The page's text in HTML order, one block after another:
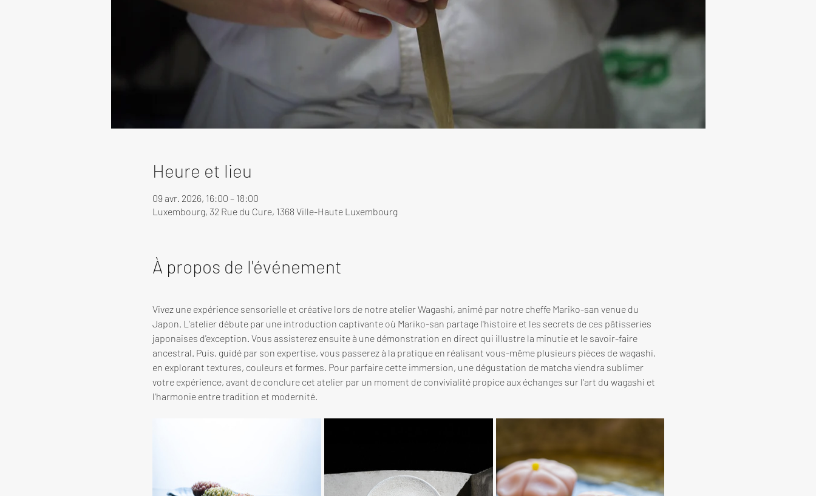
Heure et lieu
09 avr. 2026, 16:00 – 18:00
Luxembourg, 32 Rue du Cure, 1368 Ville-Haute Luxembourg
À propos de l'événement
Vivez une expérience sensorielle et créative lors de notre atelier Wagashi, animé par notre cheffe Mariko-san venue du
Japon. L'atelier débute par une introduction captivante où Mariko-san partage l'histoire et les secrets de ces pâtisseries
japonaises d'exception. Vous assisterez ensuite à une démonstration en direct qui illustre la minutie et le savoir-faire
ancestral. Puis, guidé par son expertise, vous passerez à la pratique en réalisant vous-même plusieurs pièces de wagashi,
en explorant textures, couleurs et formes. Pour parfaire cette immersion, une dégustation de matcha viendra sublimer
votre expérience, avant de conclure cet atelier par un moment de convivialité propice aux échanges sur l'art du wagashi et
l'harmonie entre tradition et modernité.